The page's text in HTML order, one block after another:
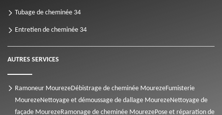
Tubage de cheminée 34
Entretien de cheminée 34
AUTRES SERVICES
Ramoneur MourezeDébistrage de cheminée MourezeFumisterie
MourezeNettoyage et démoussage de dallage MourezeNettoyage de
façade MourezeRamonage de cheminée MourezePose et réparation de